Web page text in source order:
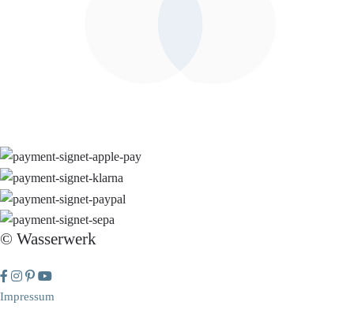
© Wasserwerk
Impressum